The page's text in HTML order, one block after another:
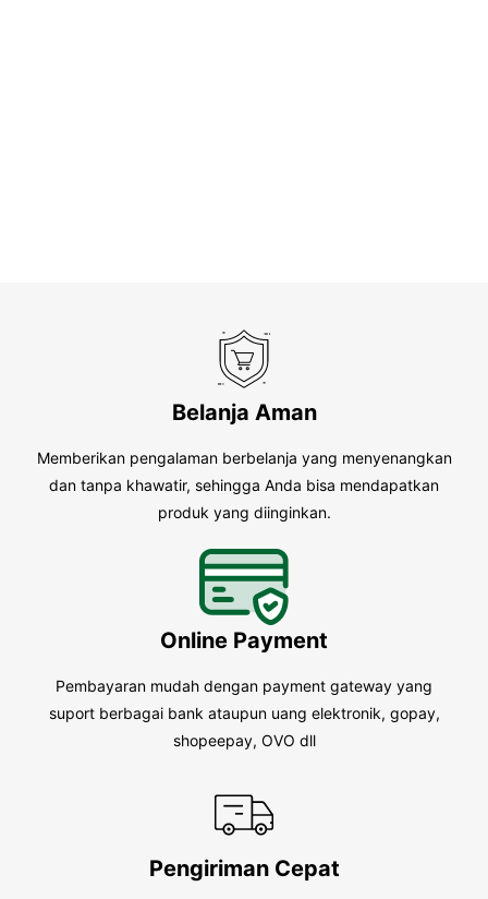
Belanja Aman
Memberikan pengalaman berbelanja yang menyenangkan
dan tanpa khawatir, sehingga Anda bisa mendapatkan
produk yang diinginkan.
Online Payment
Pembayaran mudah dengan payment gateway yang
suport berbagai bank ataupun uang elektronik, gopay,
shopeepay, OVO dll
Pengiriman Cepat